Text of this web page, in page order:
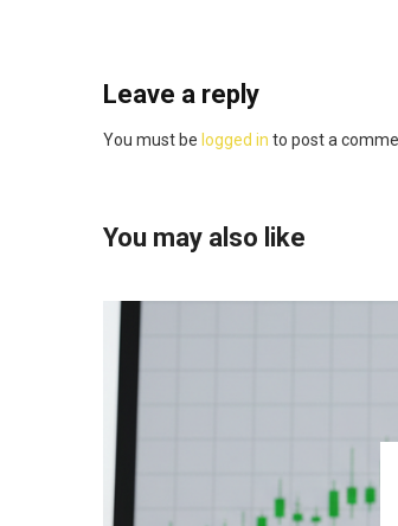
Leave a reply
You must be logged in to post a
You may also like